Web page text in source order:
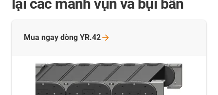
lại các mảnh vụn và bụi bẩn
Mua ngay dòng YR.42